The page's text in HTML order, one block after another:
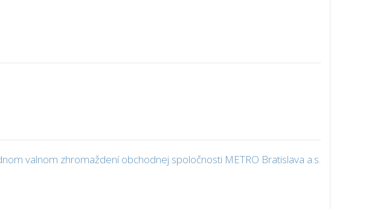
valnom zhromaždení obchodnej spoločnosti METRO Bratislava a.s.